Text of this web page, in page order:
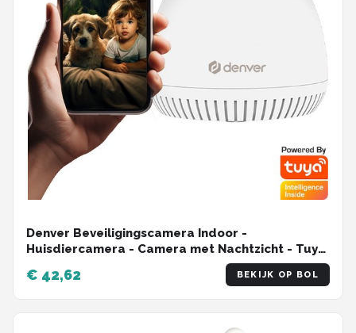
Denver Beveiligingscamera Indoor -
Huisdiercamera - Camera met Nachtzicht - Tuya
App - WiFi - Full HD - 1080P - Bewegingsdetectie
- IIC215MK2- Wit
€ 42,62 BEKIJK OP BOL